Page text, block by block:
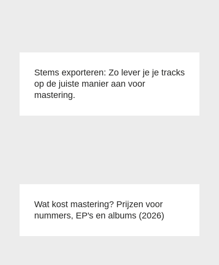
Stems exporteren: Zo lever je je tracks
op de juiste manier aan voor
mastering.
Wat kost mastering? Prijzen voor
nummers, EP's en albums (2026)